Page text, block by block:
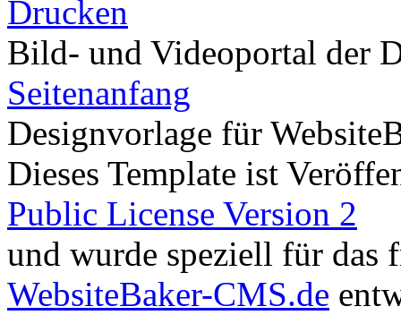
Bild- und Videoportal der
Seitenanfang
Designvorlage für
Dieses Template ist
Public License Version 2
und wurde speziell für das
WebsiteBaker-CMS.de